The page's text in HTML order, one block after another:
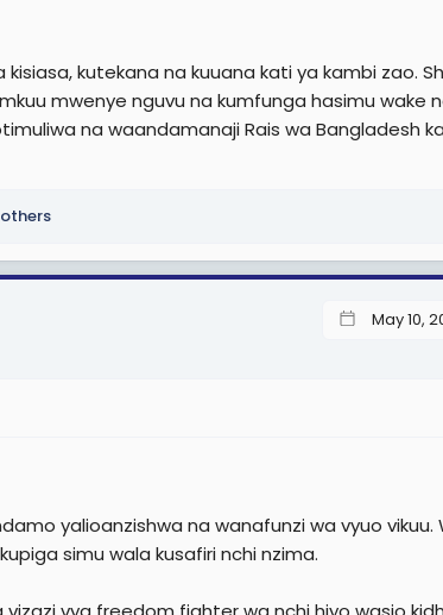
kutekana na kuuana kati ya kambi zao.
mwenye nguvu na kumfunga hasimu wake
na waandamanaji Rais wa Bangladesh
May 10,
yalioanzishwa na wanafunzi wa vyuo vikuu.
simu wala kusafiri nchi nzima.